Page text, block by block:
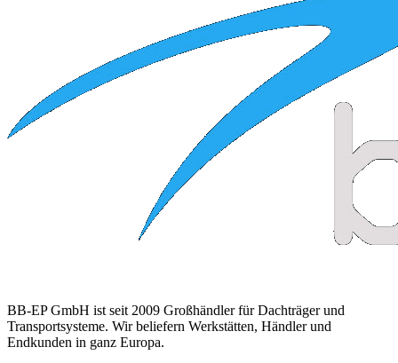
BB-EP GmbH ist seit 2009 Großhändler für Dachträger und
Transportsysteme. Wir beliefern Werkstätten, Händler und
Endkunden in ganz Europa.